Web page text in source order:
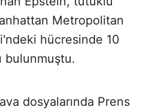
Metropolitan
hücresinde 10
bulunmuştu.
dosyalarında Prens